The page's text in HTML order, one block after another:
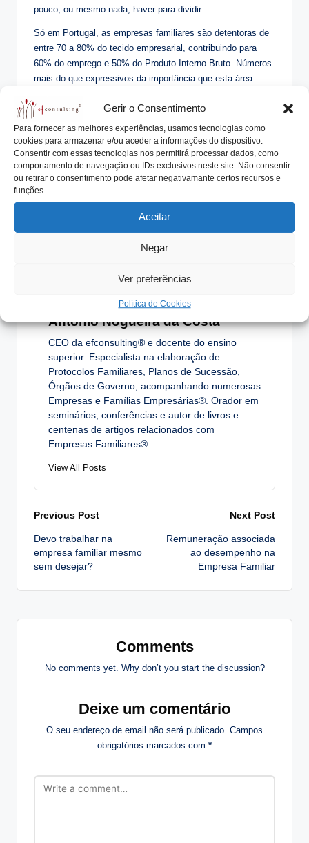
Gerir o Consentimento
Para fornecer as melhores experiências, usamos tecnologias como
cookies para armazenar e/ou aceder a informações do dispositivo.
Consentir com essas tecnologias nos permitirá processar dados, como
comportamento de navegação ou IDs exclusivos neste site. Não consentir
ou retirar o consentimento pode afetar negativamante certos recursos e
funções.
Aceitar
Negar
Ver preferências
Política de Cookies
pouco, ou mesmo nada, haver para dividir.
Só em Portugal, as empresas familiares são detentoras de
entre 70 a 80% do tecido empresarial, contribuindo para
60% do emprego e 50% do Produto Interno Bruto. Números
mais do que expressivos da importância que esta área
Ao promover formas de entendimento em momentos
fraturantes, tais como a divisão do património, está-se a
acautelar o futuro destas empresas e a subsistência de
milhares de outras famílias que dependem diretamente
do seu sucesso.
empresa familiar
António Nogueira da Costa
CEO da efconsulting® e docente do ensino
superior. Especialista na elaboração de
Protocolos Familiares, Planos de Sucessão,
Órgãos de Governo, acompanhando numerosas
Empresas e Famílias Empresárias®. Orador em
seminários, conferências e autor de livros e
centenas de artigos relacionados com
Empresas Familiares®.
View All Posts
Post
navigation
Previous Post
Devo trabalhar na
empresa familiar mesmo
sem desejar?
Next Post
Remuneração associada
ao desempenho na
Empresa Familiar
Comments
No comments yet. Why don’t you start the discussion?
Deixe um comentário
O seu endereço de email não será publicado. Campos
obrigatórios marcados com *